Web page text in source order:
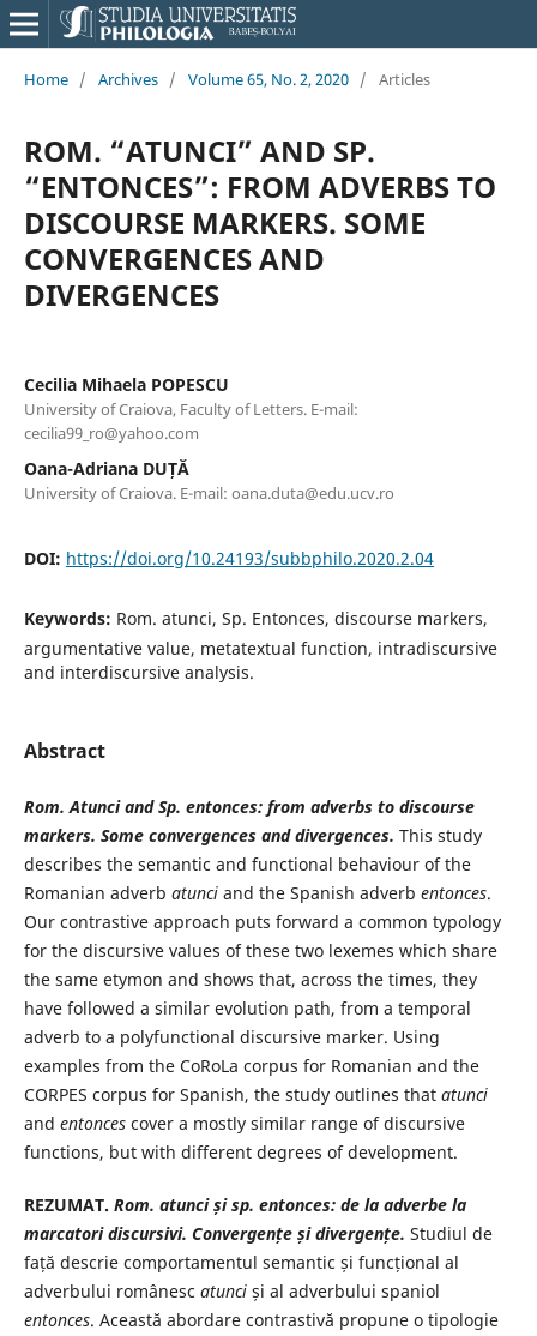
Home / Archives / Volume 65, No. 2, 2020 / Articles
ROM. “ATUNCI” AND SP.
“ENTONCES”: FROM ADVERBS TO
DISCOURSE MARKERS. SOME
CONVERGENCES AND
DIVERGENCES
Cecilia Mihaela POPESCU
University of Craiova, Faculty of Letters. E-mail:
cecilia99_ro@yahoo.com
Oana-Adriana DUȚĂ
University of Craiova. E-mail: oana.duta@edu.ucv.ro
DOI: https://doi.org/10.24193/subbphilo.2020.2.04
Keywords: Rom. atunci, Sp. Entonces, discourse markers,
argumentative value, metatextual function, intradiscursive
and interdiscursive analysis.
Abstract
Rom. Atunci and Sp. entonces: from adverbs to discourse
markers. Some convergences and divergences. This study
describes the semantic and functional behaviour of the
Romanian adverb atunci and the Spanish adverb entonces.
Our contrastive approach puts forward a common typology
for the discursive values of these two lexemes which share
the same etymon and shows that, across the times, they
have followed a similar evolution path, from a temporal
adverb to a polyfunctional discursive marker. Using
examples from the CoRoLa corpus for Romanian and the
CORPES corpus for Spanish, the study outlines that atunci
and entonces cover a mostly similar range of discursive
functions, but with different degrees of development.
REZUMAT. Rom. atunci și sp. entonces: de la adverbe la
marcatori discursivi. Convergențe și divergențe. Studiul de
față descrie comportamentul semantic și funcțional al
adverbului românesc atunci și al adverbului spaniol
entonces. Această abordare contrastivă propune o tipologie